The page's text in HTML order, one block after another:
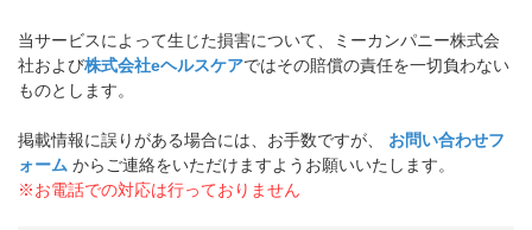
当サービスによって生じた損害について、ミーカンパニー株式会
社および株式会社eヘルスケアではその賠償の責任を一切負わない
ものとします。
掲載情報に誤りがある場合には、お手数ですが、
お問い合わせフ
ォーム からご連絡をいただけますようお願いいたします。
※お電話での対応は行っておりません